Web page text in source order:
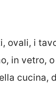
ovali, i
in vetro,
cucina,